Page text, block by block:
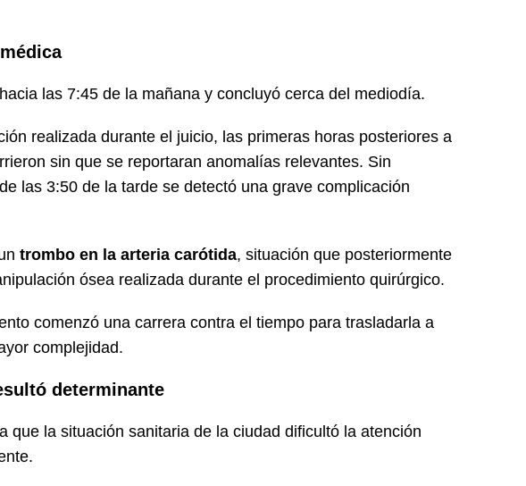
las 7:45 de la mañana y concluyó cerca del mediodía.
realizada durante el juicio, las primeras horas posteriores a
sin que se reportaran anomalías relevantes. Sin
las 3:50 de la tarde se detectó una grave complicación
trombo en la arteria carótida, situación que posteriormente
ósea realizada durante el procedimiento quirúrgico.
comenzó una carrera contra el tiempo para trasladarla a
complejidad.
determinante
que la situación sanitaria de la ciudad dificultó la atención